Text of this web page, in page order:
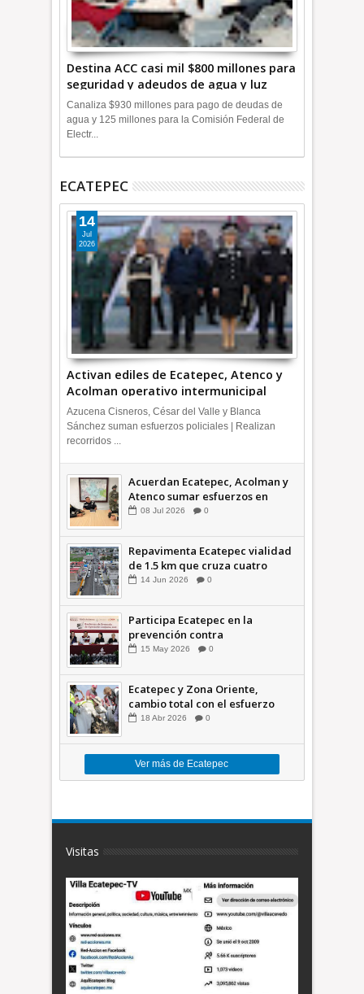
Destina ACC casi mil $800 millones para
seguridad y adeudos de agua y luz
+Video
Canaliza $930 millones para pago de deudas de
agua y 125 millones para la Comisión Federal de
Electr...
ECATEPEC
Activan ediles de Ecatepec, Atenco y
Acolman operativo intermunicipal
14
Jul
2026
Azucena Cisneros, César del Valle y Blanca
Sánchez suman esfuerzos policiales | Realizan
recorridos ...
Acuerdan Ecatepec, Acolman y
Atenco sumar esfuerzos en
seguridad
08 Jul 2026 0
Repavimenta Ecatepec vialidad
de 1.5 km que cruza cuatro
comunidades +Video
14 Jun 2026 0
Participa Ecatepec en la
prevención contra
inundaciones en el Valle de
15 May 2026 0
Ecatepec y Zona Oriente,
cambio total con el esfuerzo
conjunto: Azucena; retiran 21
18 Abr 2026 0
Ver más de Ecatepec
Visitas